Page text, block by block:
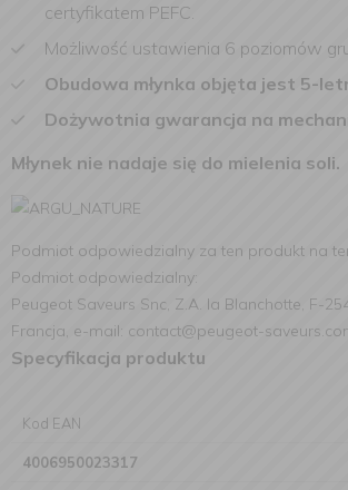
certyfikatem PEFC.
Możliwość ustawienia 6 poziomów
Obudowa młynka objęta jest 5-
Dożywotnia gwarancja na
Młynek nie nadaje się do mielenia soli.
Podmiot odpowiedzialny za ten produkt na
Podmiot odpowiedzialny:
Peugeot Saveurs Snc, Z.A. la Blanchotte, F-
Francja, e-mail: contact@peugeot-
Specyfikacja produktu
Kod EAN
4006950023317